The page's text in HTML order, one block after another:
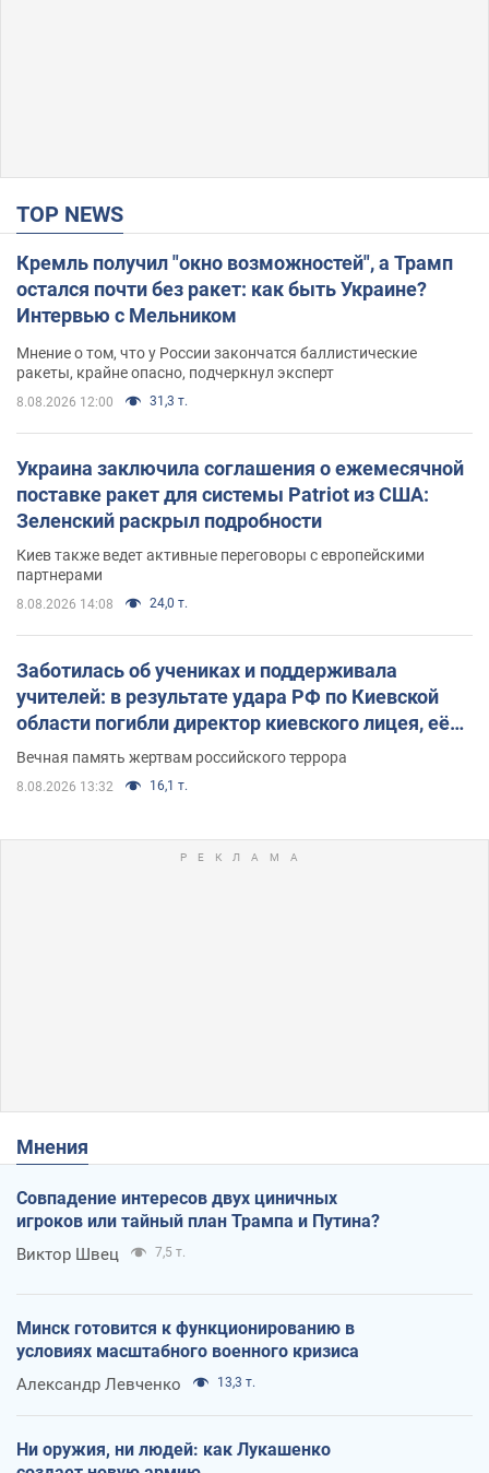
TOP NEWS
Кремль получил "окно возможностей", а Трамп
остался почти без ракет: как быть Украине?
Интервью с Мельником
Мнение о том, что у России закончатся баллистические
ракеты, крайне опасно, подчеркнул эксперт
8.08.2026 12:00 31,3 т.
Украина заключила соглашения о ежемесячной
поставке ракет для системы Patriot из США:
Зеленский раскрыл подробности
Киев также ведет активные переговоры с европейскими
партнерами
8.08.2026 14:08 24,0 т.
Заботилась об учениках и поддерживала
учителей: в результате удара РФ по Киевской
области погибли директор киевского лицея, её
муж и внук
Вечная память жертвам российского террора
8.08.2026 13:32 16,1 т.
Мнения
Совпадение интересов двух циничных
игроков или тайный план Трампа и Путина?
Виктор Швец 7,5 т.
Минск готовится к функционированию в
условиях масштабного военного кризиса
Александр Левченко 13,3 т.
Ни оружия, ни людей: как Лукашенко